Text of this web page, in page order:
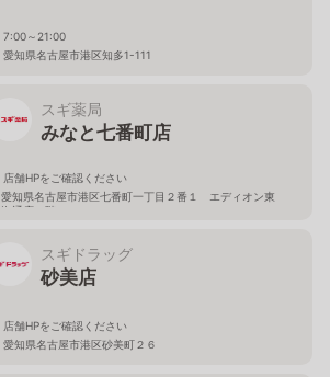
7:00～21:00
愛知県名古屋市港区知多1-111
スギ薬局
みなと七番町店
店舗HPをご確認ください
愛知県名古屋市港区七番町一丁目２番１ エディオン東
海通店１階
スギドラッグ
砂美店
店舗HPをご確認ください
愛知県名古屋市港区砂美町２６